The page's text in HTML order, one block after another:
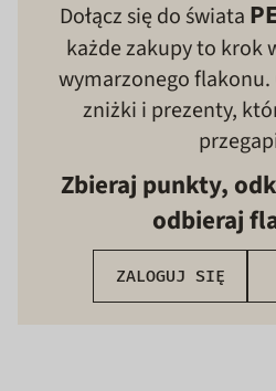
Dołącz się do świata
każde zakupy to krok
wymarzonego flakonu.
zniżki i prezenty,
Zbieraj punkty,
odbieraj
ZALOGUJ SIĘ